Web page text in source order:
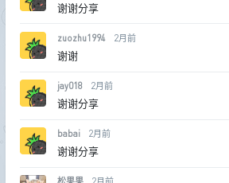
谢谢分享
zuozhu1994 2月前
谢谢
jay018 2月前
谢谢分享
babai 2月前
谢谢分享